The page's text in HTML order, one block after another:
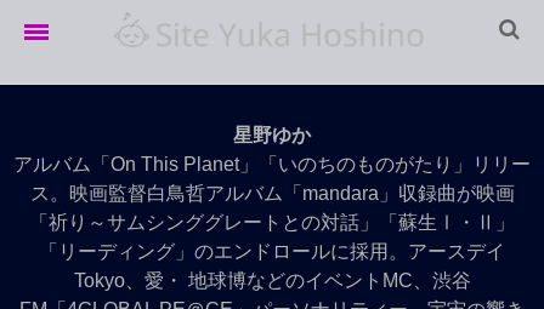
LIVE info
LIVE Archives
Movie
Discography
星野ゆか
アルバム「On This Planet」「いのちのものがたり」リリー
ス。映画監督白鳥哲アルバム「mandara」収録曲が映画
「祈り～サムシンググレートとの対話」「蘇生Ⅰ・Ⅱ」
「リーディング」のエンドロールに採用。アースデイ
Tokyo、愛・ 地球博などのイベントMC、渋谷